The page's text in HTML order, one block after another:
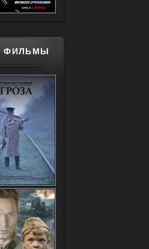
ФИЛЬМЫ